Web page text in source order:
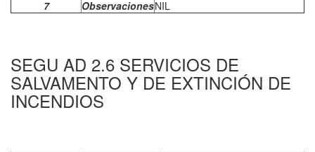
7
ObservacionesNIL
SEGU AD 2.6 SERVICIOS DE
SALVAMENTO Y DE EXTINCIÓN DE
INCENDIOS